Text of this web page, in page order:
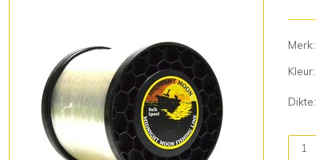
Merk:
Kleur:
Dikte: